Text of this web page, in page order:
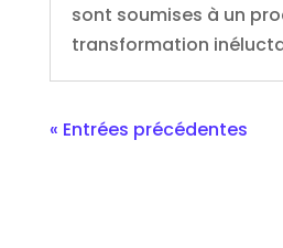
sont soumises à un
transformation
« Entrées précédentes